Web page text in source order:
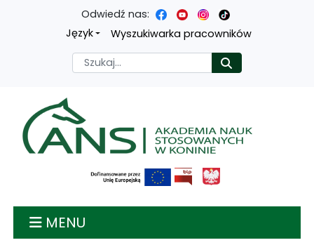
Przejdź
treści
głównej
Przejdź
menu
nawigacyjnego
Przejdź
wyszukiwarki
Przejdź
mapy
strony
Odwiedź nas:
Język
Wyszukiwarka pracowników
Szukaj
Akademia nauk
MENU